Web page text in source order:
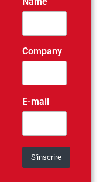
Company
E-mail